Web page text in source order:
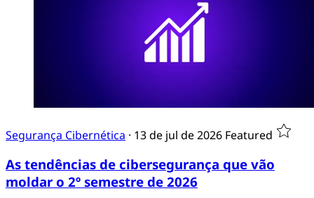
Segurança Cibernética · 13 de jul de 2026 Featured
As tendências de cibersegurança que vão
moldar o 2º semestre de 2026